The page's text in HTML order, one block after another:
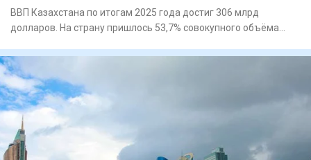
ВВП Казахстана по итогам 2025 года достиг 306 млрд
долларов. На страну пришлось 53,7% совокупного объёма